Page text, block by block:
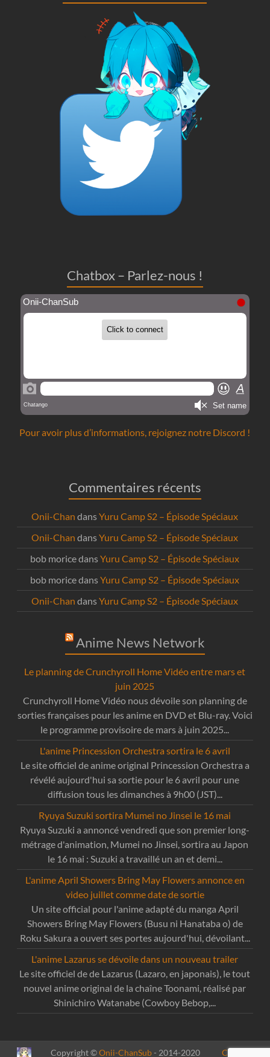
Chatbox – Parlez-nous !
Pour avoir plus d’informations, rejoignez notre Discord !
Commentaires récents
Onii-Chan dansYuru Camp S2 – Épisode Spéciaux
Onii-Chan dansYuru Camp S2 – Épisode Spéciaux
bob moricedansYuru Camp S2 – Épisode Spéciaux
bob moricedansYuru Camp S2 – Épisode Spéciaux
Onii-Chan dansYuru Camp S2 – Épisode Spéciaux
Anime News Network
Le planning de Crunchyroll Home Vidéo entre mars et
juin 2025
Crunchyroll Home Vidéo nous dévoile son planning de
sorties françaises pour les anime en DVD et Blu-ray. Voici
le programme provisoire de mars à juin 2025...
L'anime Princession Orchestra sortira le 6 avril
Le site officiel de anime original Princession Orchestra a
révélé aujourd'hui sa sortie pour le 6 avril pour une
diffusion tous les dimanches à 9h00 (JST)...
Ryuya Suzuki sortira Mumei no Jinsei le 16 mai
Ryuya Suzuki a annoncé vendredi que son premier long-
métrage d'animation, Mumei no Jinsei, sortira au Japon
le 16 mai : Suzuki a travaillé un an et demi...
L'anime April Showers Bring May Flowers annonce en
video juillet comme date de sortie
Un site official pour l'anime adapté du manga April
Showers Bring May Flowers (Busu ni Hanataba o) de
Roku Sakura a ouvert ses portes aujourd'hui, dévoilant...
L'anime Lazarus se dévoile dans un nouveau trailer
Le site officiel de de Lazarus (Lazaro, en japonais), le tout
nouvel anime original de la chaîne Toonami, réalisé par
Shinichiro Watanabe (Cowboy Bebop,...
Copyright ©Onii-ChanSub- 2014-2020 Contact